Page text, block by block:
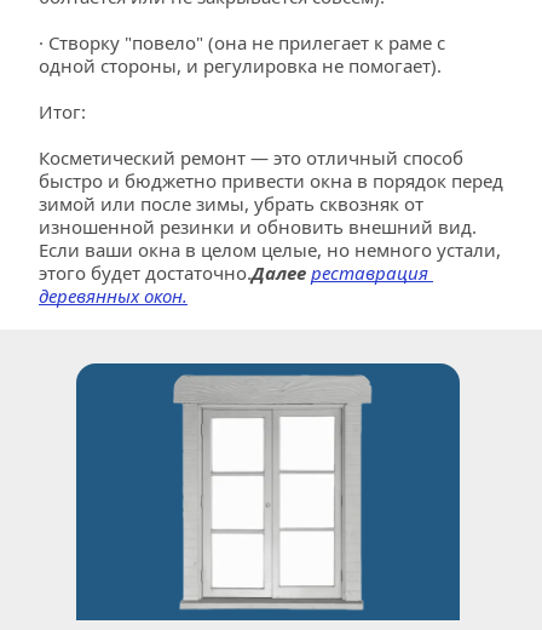
· Створку "повело" (она не прилегает к раме с
одной стороны, и регулировка не помогает).
Итог:
Косметический ремонт — это отличный способ
быстро и бюджетно привести окна в порядок перед
зимой или после зимы, убрать сквозняк от
изношенной резинки и обновить внешний вид.
Если ваши окна в целом целые, но немного устали,
этого будет достаточно.Далее реставрация
деревянных окон.